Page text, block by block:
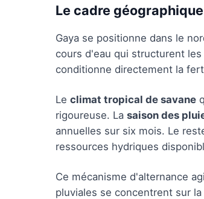
Le cadre
Gaya se positionne dans le
cours d'eau qui structurent
conditionne directement la
Le climat tropical de savane
rigoureuse. La saison des
annuelles sur six mois. Le
ressources hydriques
Ce mécanisme d'alternance
pluviales se concentrent sur